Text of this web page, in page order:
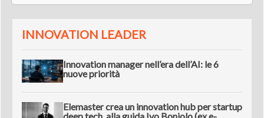
INNOVATION LEADER
Innovation manager nell’era dell’AI: le 6
nuove priorità
Elemaster crea un innovation hub per startup